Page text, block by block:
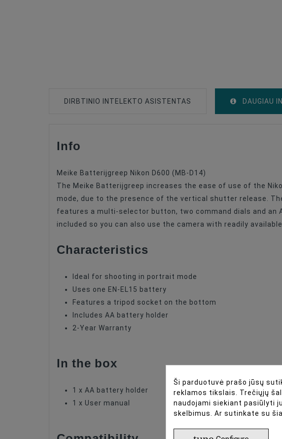
DIRBTINIO INTELEKTO ASISTENTAS DAUGIAU
Type Of Product
Info
Meike Batterijgreep Nikon D600 (MB-D14)
The Meike Batterijgreep increases the ease of use of the
mode, due to the presence of the vertical shutter release.
features a multi-selector button, two command dials and an
included so you can also use the camera with readily
Characteristics
Ideal for shooting in portrait mode
Uses one EN-EL15 battery
Features a tripod socket on the bottom
Includes AA battery holder
2-Year Warranty
In the box
1 x AA battery holder
1 x User manual
Ši parduotuvė prašo jūsų
reklamos tikslais. Trečiųjų
naudojami siekiant pasiūlyti
skelbimus. Ar sutinkate su